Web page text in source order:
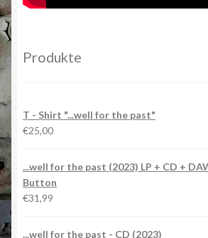
Produkte
T - Shirt "...well for the past"
€25,00
...well for the past (2023) LP + CD +
Button
€31,99
...well for the past - CD (2023)